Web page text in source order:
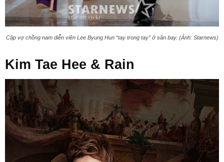
Cặp vợ chồng nam diễn viên Lee Byung Hun “tay trong tay” ở sân bay. (Ảnh: Starnews)
Kim Tae Hee & Rain